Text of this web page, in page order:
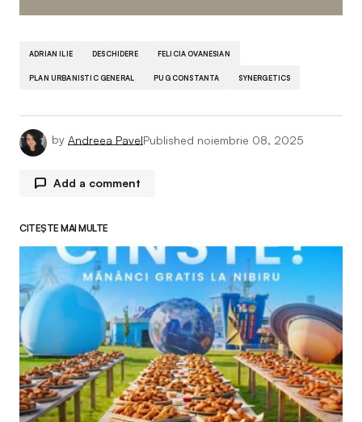
ADRIAN ILIE DESCHIDERE FELICIA OVANESIAN
PLAN URBANISTIC GENERAL PUG CONSTANTA SYNERGETICS
by Andreea PavelPublished noiembrie 08, 2025
Add a comment
Adresa ta de email nu va fi publicată. Câmpurile
obligatorii sunt marcate cu*
Comment*
Your Name*
CITEȘTE MAI MULTE